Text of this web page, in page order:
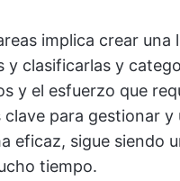
implica crear una
y clasificarlas y
y el esfuerzo que
clave para gestionar y
eficaz, sigue siendo
tiempo.